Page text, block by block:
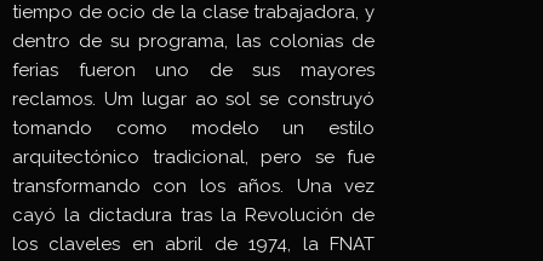
tiempo de ocio de la clase trabajadora, y
dentro de su programa, las colonias de
ferias fueron uno de sus mayores
reclamos. Um lugar ao sol se construyó
tomando como modelo un estilo
arquitectónico tradicional, pero se fue
transformando con los años. Una vez
cayó la dictadura tras la Revolución de
los claveles en abril de 1974, la FNAT